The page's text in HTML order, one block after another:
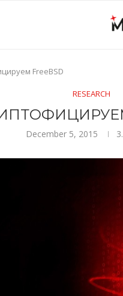
FreeBSD
RESEARCH
December 5, 2015